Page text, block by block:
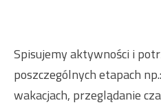
Spisujemy aktywności i
poszczególnych etapach
wakacjach, przeglądanie